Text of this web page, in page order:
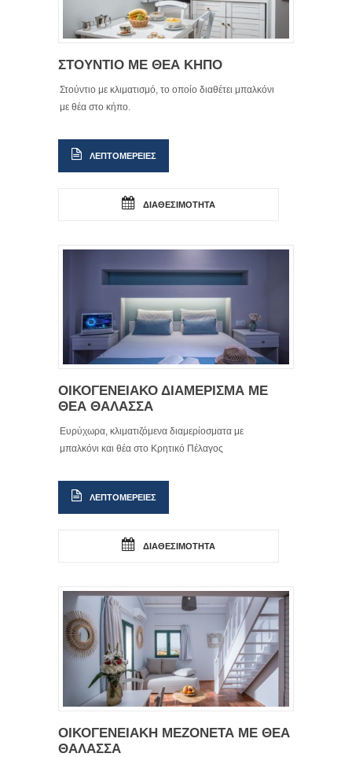
ΣΤΟΥΝΤΙΟ ΜΕ ΘΕΑ ΚΗΠΟ
Στούντιο με κλιματισμό, το οποίο διαθέτει μπαλκόνι
με θέα στο κήπο.
ΛΕΠΤΟΜΕΡΕΙΕΣ
ΔΙΑΘΕΣΙΜΟΤΗΤΑ
ΟΙΚΟΓΕΝΕΙΑΚΟ ΔΙΑΜΕΡΙΣΜΑ ΜΕ
ΘΕΑ ΘΑΛΑΣΣΑ
Ευρύχωρα, κλιματιζόμενα διαμερίοσματα με
μπαλκόνι και θέα στο Κρητικό Πέλαγος
ΛΕΠΤΟΜΕΡΕΙΕΣ
ΔΙΑΘΕΣΙΜΟΤΗΤΑ
ΟΙΚΟΓΕΝΕΙΑΚΗ ΜΕΖΟΝΕΤΑ ΜΕ ΘΕΑ
ΘΑΛΑΣΣΑ